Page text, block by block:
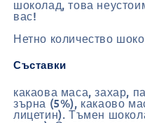
шоколад, това
вас!
Нетно количество
Съставки
какаова маса, захар,
зърна (5%), какаово
лицетин). Тъмен